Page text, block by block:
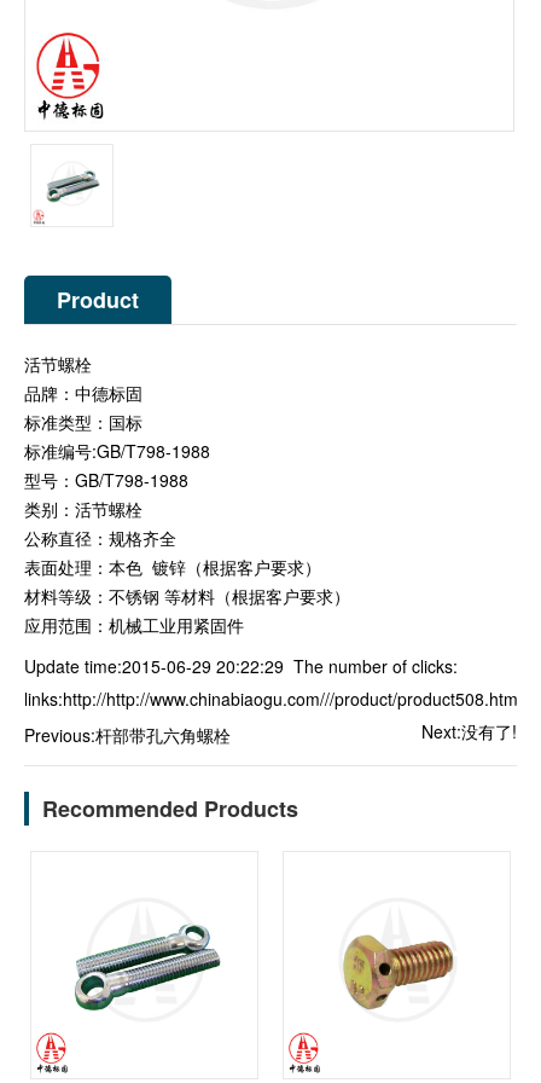
Product
活节螺栓
品牌：中德标固
标准类型：国标
标准编号:GB/T798-1988
型号：GB/T798-1988
类别：活节螺栓
公称直径：规格齐全
表面处理：本色 镀锌（根据客户要求）
材料等级：不锈钢 等材料（根据客户要求）
应用范围：机械工业用紧固件
Update time:2015-06-29 20:22:29 The number of clicks:
links:http://http://www.chinabiaogu.com///product/product508.html
Previous:杆部带孔六角螺栓 Next:没有了!
Recommended Products